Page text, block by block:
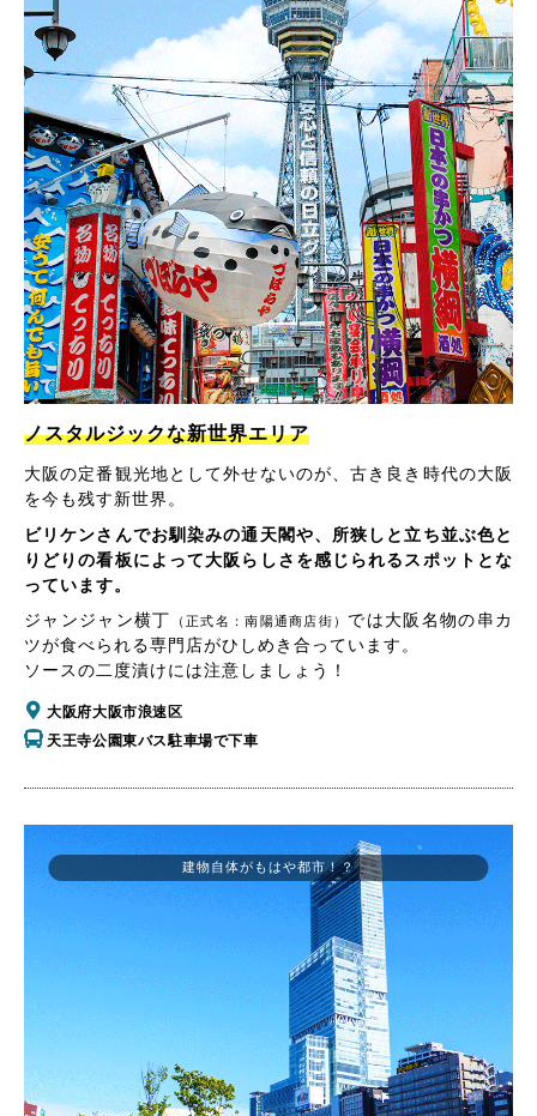
ノスタルジックな新世界エリア
大阪の定番観光地として外せないのが、古き良き時代の大阪
を今も残す新世界。
ビリケンさんでお馴染みの通天閣や、所狭しと立ち並ぶ色と
りどりの看板によって大阪らしさを感じられるスポットとな
っています。
ジャンジャン横丁
（正式名：南陽通商店街） では大阪名物の串カ
ツが食べられる専門店がひしめき合っています。
ソースの二度漬けには注意しましょう！
大阪府大阪市浪速区
天王寺公園東バス駐車場で下車
建物自体がもはや都市！？